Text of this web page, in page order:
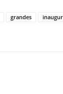
grandes